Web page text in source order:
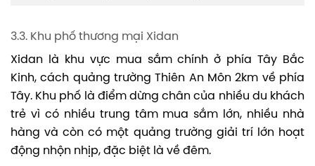
3.3. Khu phố thương mại Xidan
Xidan là khu vực mua sắm chính ở phía Tây Bắc
Kinh, cách quảng trường Thiên An Môn 2km về phía
Tây. Khu phố là điểm dừng chân của nhiều du khách
trẻ vì có nhiều trung tâm mua sắm lớn, nhiều nhà
hàng và còn có một quảng trường giải trí lớn hoạt
động nhộn nhịp, đặc biệt là về đêm.